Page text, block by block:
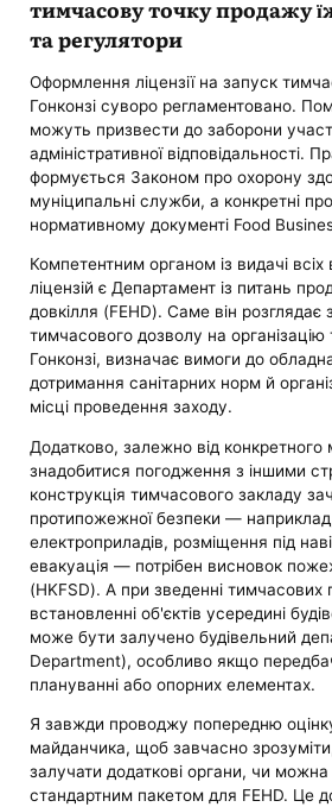
тимчасову точку продажу
та регулятори
Оформлення ліцензії на запуск
Гонконзі суворо регламентовано.
можуть призвести до заборони
адміністративної відповідальності.
формується Законом про охорону
муніципальні служби, а конкретні
нормативному документі Food
Компетентним органом із видачі всіх
ліцензій є Департамент із питань
довкілля (FEHD). Саме він розглядає
тимчасового дозволу на організацію
Гонконзі, визначає вимоги до
дотримання санітарних норм й
місці проведення заходу.
Додатково, залежно від
знадобитися погодження з іншими
конструкція тимчасового закладу
протипожежної безпеки —
електроприладів, розміщення під
евакуація — потрібен висновок
(HKFSD). А при зведенні тимчасових
встановленні об'єктів усередині
може бути залучено будівельний
Department), особливо якщо
плануванні або опорних елементах.
Я завжди проводжу попередню
майданчика, щоб завчасно
залучати додаткові органи, чи
стандартним пакетом для FEHD. Це